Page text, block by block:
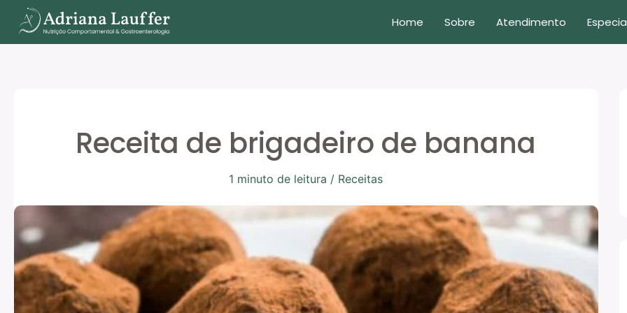
para
o
Home Sobre Atendimento
Receita de brigadeiro de banana
1 minuto de leitura / Receitas